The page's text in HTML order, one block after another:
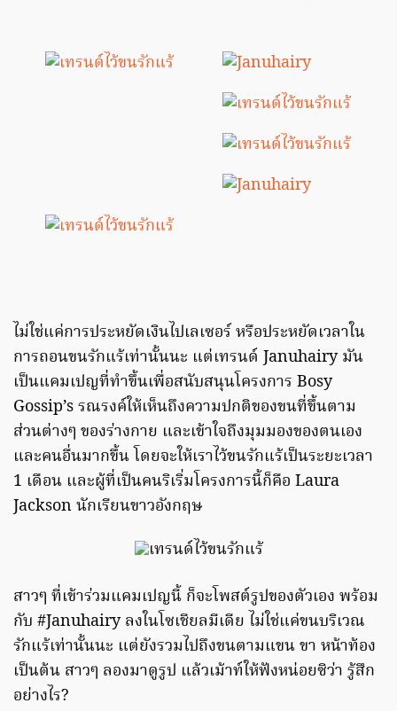
ไม่ใช่แค่การประหยัดเงินไปเลเซอร์ หรือประหยัดเวลาใน
การถอนขนรักแร้เท่านั้นนะ แต่เทรนด์ Januhairy มัน
เป็นแคมเปญที่ทำขึ้นเพื่อสนับสนุนโครงการ Bosy
Gossip’s รณรงค์ให้เห็นถึงความปกติของขนที่ขึ้นตาม
ส่วนต่างๆ ของร่างกาย และเข้าใจถึงมุมมองของตนเอง
และคนอื่นมากขึ้น โดยจะให้เราไว้ขนรักแร้เป็นระยะเวลา
1 เดือน และผู้ที่เป็นคนริเริ่มโครงการนี้ก็คือ Laura
Jackson นักเรียนขาวอังกฤษ
สาวๆ ที่เข้าร่วมแคมเปญนี้ ก็จะโพสต์รูปของตัวเอง พร้อม
กับ #Januhairy ลงในโซเชียลมีเดีย ไม่ใช่แค่ขนบริเวณ
รักแร้เท่านั้นนะ แต่ยังรวมไปถึงขนตามแขน ขา หน้าท้อง
เป็นต้น สาวๆ ลองมาดูรูป แล้วเม้าท์ให้ฟังหน่อยซิว่า รู้สึก
อย่างไร?